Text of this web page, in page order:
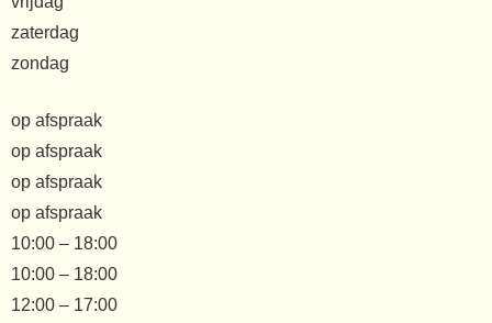
zaterdag
zondag
op afspraak
op afspraak
op afspraak
op afspraak
10:00 – 18:00
10:00 – 18:00
12:00 – 17:00